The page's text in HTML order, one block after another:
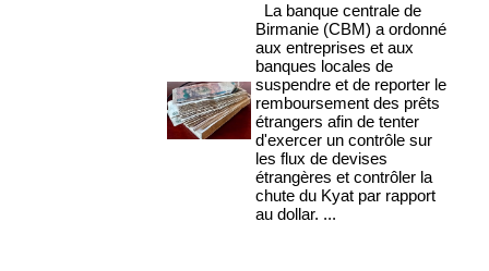
La banque centrale de
Birmanie (CBM) a ordonné
aux entreprises et aux
banques locales de
suspendre et de reporter le
remboursement des prêts
étrangers afin de tenter
d'exercer un contrôle sur
les flux de devises
étrangères et contrôler la
chute du Kyat par rapport
au dollar. ...